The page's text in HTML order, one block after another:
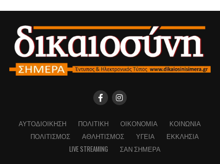
ΑΥΤΟΔΙΟΊΚΗΣΗ ΠΟΛΙΤΙΚΉ ΟΙΚΟΝΟΜΊΑ
ΚΟΙΝΩΝΊΑ
ΠΟΛΙΤΙΣΜΌΣ
ΑΘΛΗΤΙΣΜΌΣ ΥΓΕΊΑ
ΕΚΚΛΗΣΊΑ
LIVE STREAMING
ΣΑΝ ΣΉΜΕΡΑ